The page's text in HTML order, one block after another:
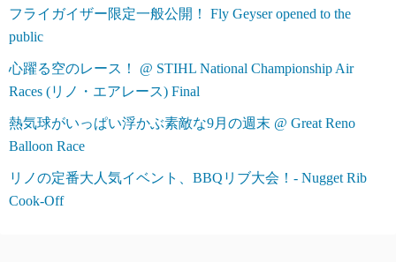
フライガイザー限定一般公開！ Fly Geyser opened to the
public
心躍る空のレース！ @ STIHL National Championship Air
Races (リノ・エアレース) Final
熱気球がいっぱい浮かぶ素敵な9月の週末 @ Great Reno
Balloon Race
リノの定番大人気イベント、BBQリブ大会！- Nugget Rib
Cook-Off